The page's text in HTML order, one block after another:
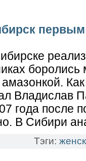
Владислав
года после
В Сибири
Тэги: